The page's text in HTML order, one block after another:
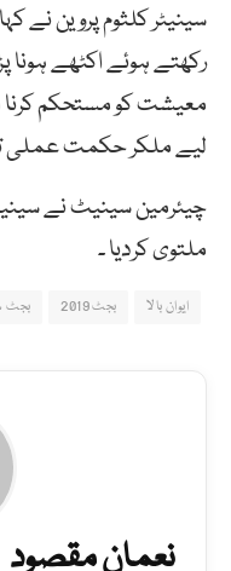
سینیٹر کلثوم پروین
رکھتے ہوئے اکٹھے
معیشت کو مستحکم کرنا
لیے ملکر حکمت عملی
چیئرمین سینیٹ نے
ملتوی کردیا ۔
ایوان بالا بجٹ 2019 بجٹ
نعمان مقصود